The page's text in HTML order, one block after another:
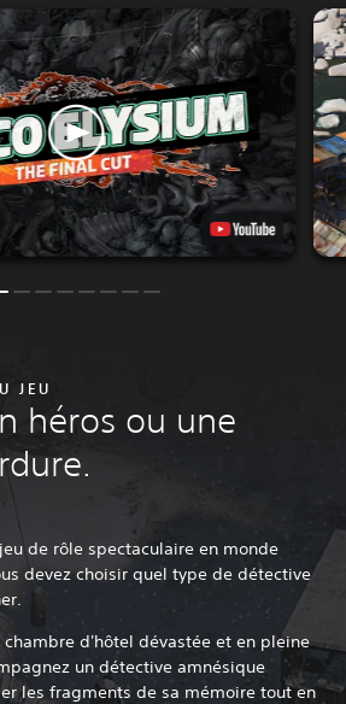
JEU
héros ou une
de rôle spectaculaire en monde
devez choisir quel type de détective
chambre d'hôtel dévastée et en pleine
un détective amnésique
les fragments de sa mémoire tout en